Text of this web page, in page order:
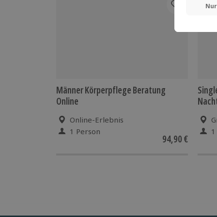
Männer Körperpflege Beratung
Online
Online-Erlebnis
1 Person
94,90 €